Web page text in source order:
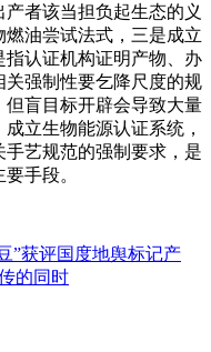
者该当担负起生态的义
油尝试法式，三是成立
认证机构证明产物、办
强制性要乞降尺度的规
盲目标开辟会导致大量
立生物能源认证系统，
艺规范的强制要求，是
手段。
”获评国度地舆标记产
的同时